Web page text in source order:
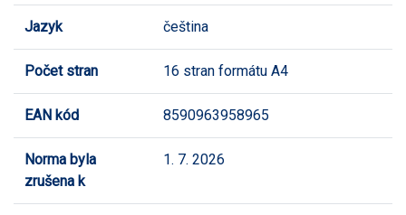
Jazyk čeština
Počet stran 16 stran formátu A4
EAN kód 8590963958965
Norma byla
zrušena k
1. 7. 2026